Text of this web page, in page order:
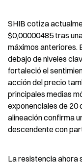
SHIB cotiza
$0,00000485 tras
máximos anteriores.
debajo de niveles
fortaleció el
acción del precio
principales medias
exponenciales de 20
alineación confirma
descendente con
La resistencia ahora